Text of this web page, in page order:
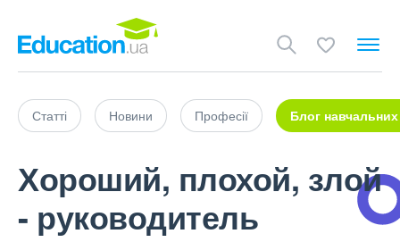
Статті Новини Професії Блог навчальних
Хороший, плохой, злой
- руководитель